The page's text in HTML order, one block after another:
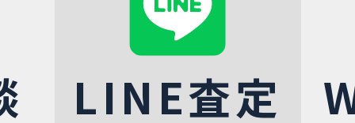
LINE査定